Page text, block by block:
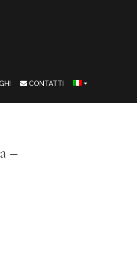
CONTATTI
–